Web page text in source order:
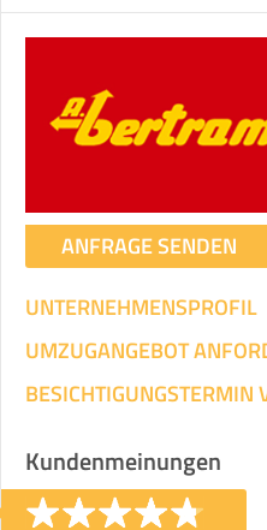
ANFRAGE SENDEN
UNTERNEHMENSPROFIL
UMZUGANGEBOT
BESICHTIGUNGSTERMIN
Kundenmeinungen